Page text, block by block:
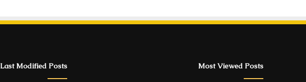
Most Viewed Posts
Last Modified Posts